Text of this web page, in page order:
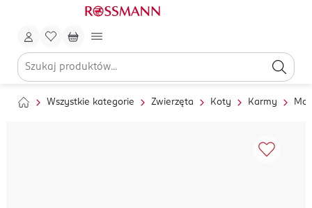
Wszystkie kategorie Zwierzęta Koty Karmy